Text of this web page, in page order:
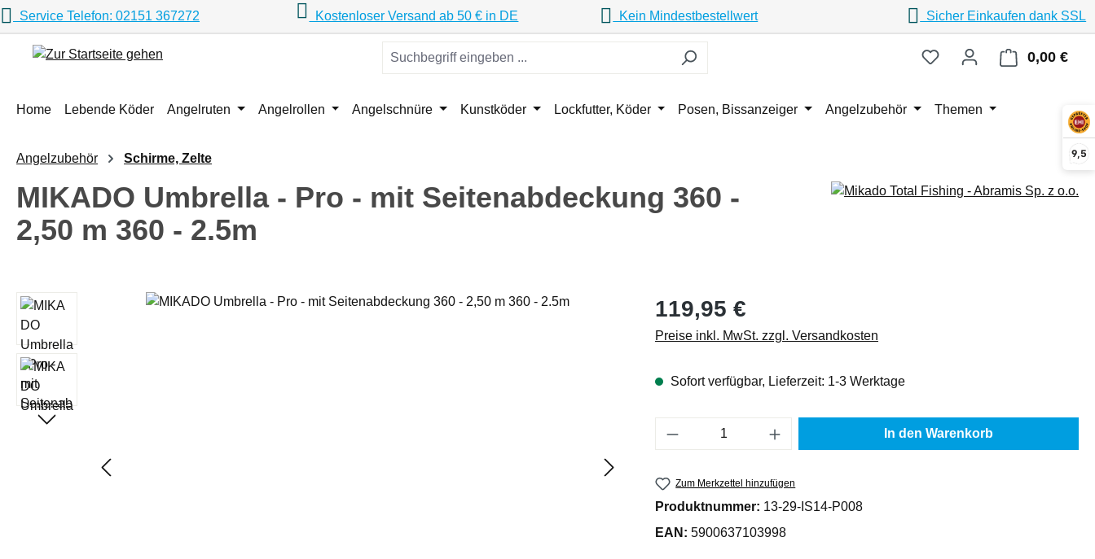
9,5
Hauptinhalt springen
Zur Suche springen
Zur Hauptnavigation springen
Service Telefon: 02151 367272 Kostenloser Versand ab 50 € in DE Kein Mindestbestellwert Sicher Einkaufen dank SSL
0,00 €
Home Lebende Köder Angelruten Angelrollen Angelschnüre Kunstköder Lockfutter, Köder Posen, Bissanzeiger Angelzubehör Themen
Angelzubehör Schirme, Zelte
MIKADO Umbrella - Pro - mit Seitenabdeckung 360 -
2,50 m 360 - 2.5m
Bildergalerie überspringen Regulärer Preis:
119,95 €
Preise inkl. MwSt. zzgl. Versandkosten
Sofort verfügbar, Lieferzeit: 1-3 Werktage
Produkt Anzahl: Gib den gewünschten Wert ein
In den Warenkorb
Zum Merkzettel hinzufügen
Produktnummer: 13-29-IS14-P008
EAN: 5900637103998